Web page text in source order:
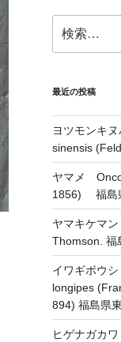
索:
最近の投稿
ヨツモンキ
sinensis
ヤマメ
1856) 福島
ヤマキケマ
Thomson. 福
イワギボウ
longipes
894) 福島県
ヒゲナガカ